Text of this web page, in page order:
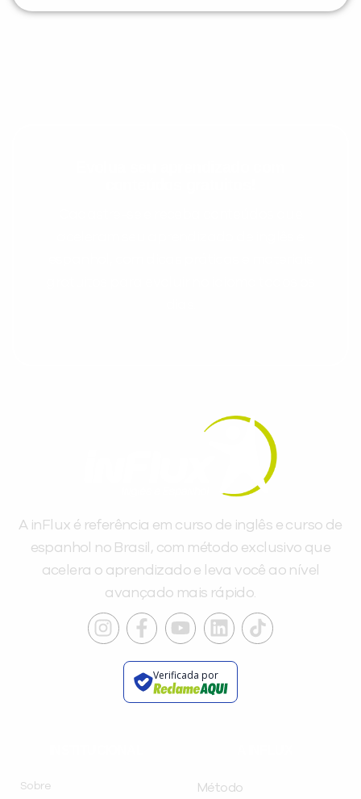
A inFlux é referência em curso de inglês e curso de
espanhol no Brasil, com método exclusivo que
acelera o aprendizado e leva você ao nível
avançado mais rápido.
Verificada por
Sobre
Método